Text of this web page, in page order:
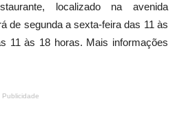
localizado na avenida
de segunda a sexta-feira das 11 às
11 às 18 horas. Mais informações
Publicidade